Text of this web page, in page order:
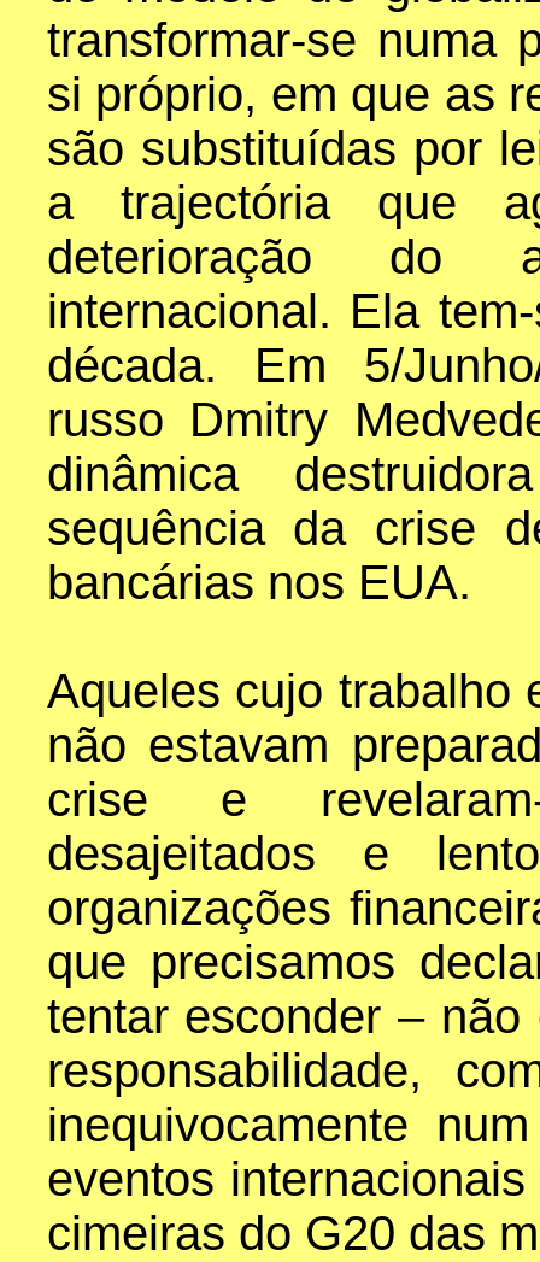
transformar-se numa
si próprio, em que as
são substituídas por
a trajectória que
deterioração do
internacional. Ela
década. Em 5/
russo Dmitry
dinâmica
sequência da crise
bancárias nos EUA.
Aqueles cujo trabalho
não estavam
crise e
desajeitados e
organizações
que precisamos
tentar esconder –
responsabilidade,
inequivocamente
eventos
cimeiras do G20 das